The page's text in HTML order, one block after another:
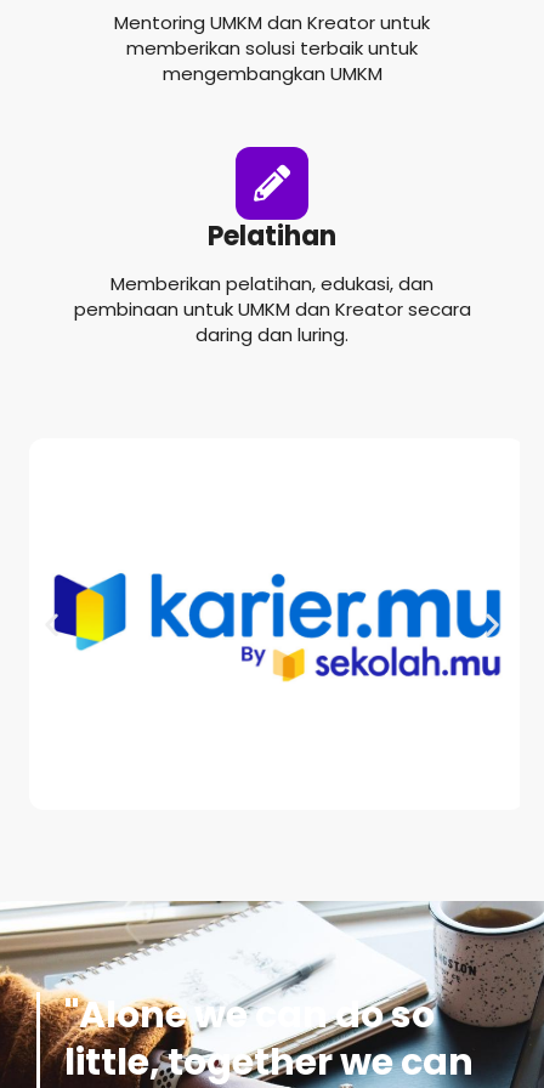
Mentoring UMKM dan Kreator untuk
memberikan solusi terbaik untuk
mengembangkan UMKM
Pelatihan
Memberikan pelatihan, edukasi, dan
pembinaan untuk UMKM dan Kreator secara
daring dan luring.
"Alone we can do so
little, together we can